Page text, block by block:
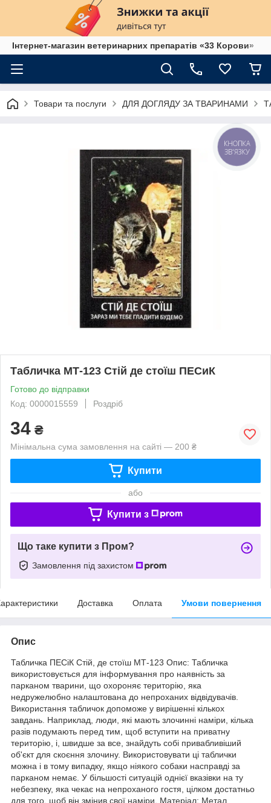
Інтернет-магазин ветеринарних препаратів «33 Корови»
Товари та послуги ДЛЯ ДОГЛЯДУ ЗА ТВАРИНАМИ
Табличка МТ-123 Стій де стоїш ПЕСиК
Готово до відправки
Код: 0000015559
Роздріб
34 ₴
Мінімальна сума замовлення на сайті — 200 ₴
Купити
або
Купити з
Що таке купити з Пром?
Замовлення під захистом
Доставка Оплата Умови повернення
Опис
Табличка ПЕСіК Стій, де стоїш МТ-123 Опис: Табличка
використовується для інформування про наявність за
парканом тварини, що охороняє територію, яка
недружелюбно налаштована до непроханих відвідувачів.
Використання табличок допоможе у вирішенні кількох
завдань. Наприклад, люди, які мають злочинні наміри, кілька
разів подумають перед тим, щоб вступити на приватну
територію, і, швидше за все, знайдуть собі привабливіший
об'єкт для скоєння злочину. Використовувати ці таблички
можна і в тому випадку, якщо ніякого собаки насправді за
парканом немає. У більшості ситуацій однієї вказівки на ту
небезпеку, яка чекає на непроханого гостя, цілком достатньо
для того, щоб він змінив свої наміри. Матеріал: Метал
КНОПКА
ЗВ'ЯЗКУ